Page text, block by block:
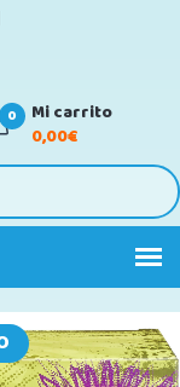
0
Mi carrito
0,00€